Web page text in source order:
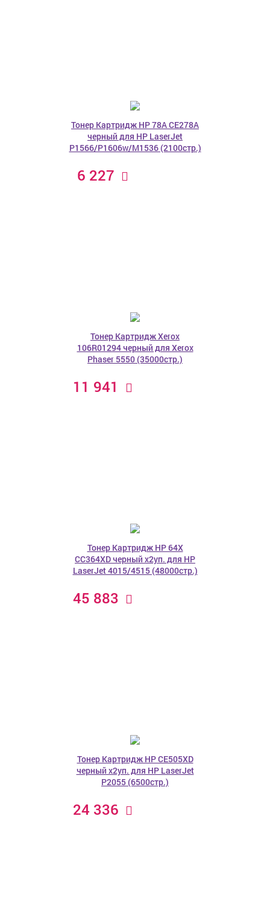
Тонер Картридж HP 78A CE278A
черный для HP LaserJet
P1566/P1606w/M1536 (2100стр.)
6 227
Тонер Картридж Xerox
106R01294 черный для Xerox
Phaser 5550 (35000стр.)
11 941
Тонер Картридж HP 64X
CC364XD черный x2уп. для HP
LaserJet 4015/4515 (48000стр.)
45 883
Тонер Картридж HP CE505XD
черный x2уп. для HP LaserJet
P2055 (6500стр.)
24 336